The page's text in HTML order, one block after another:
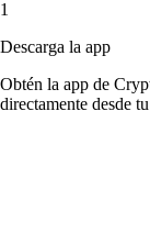
1
Descarga la app
Obtén la app de
directamente desde